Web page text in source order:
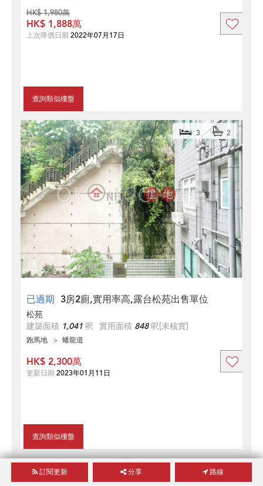
查詢類似樓盤
HK$ 1,980萬
HK$ 1,888萬
上次降價日期 2022年07月17日
已過期 3房2廁,實用率高,露台松苑出售單位
3 2
松苑
建築面積 1,041 呎 實用面積 848呎[未核實]
跑馬地 蟠龍道
查詢類似樓盤
HK$ 2,300萬
更新日期 2023年01月11日
訂閱更新 分享 路線